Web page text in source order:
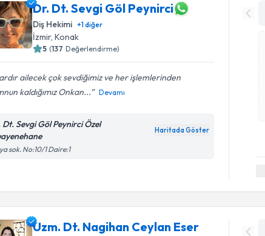
Dr. Dt. Sevgi Göl Peynirci
Diş Hekimi +1diğer
İzmir, Konak
5 (137 Değerlendirme)
ailecek çok sevdiğimiz ve her işlemlerinden
kaldığımız Onkan...
Devamı
Dt. Sevgi Göl Peynirci Özel
Haritada Göster
sok. No:10/1 Daire:1
Uzm. Dt. Nagihan Ceylan Eser